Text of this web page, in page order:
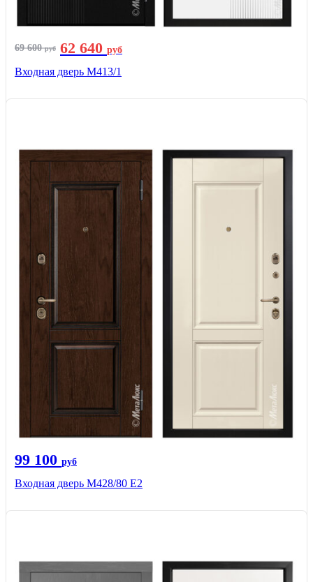
69 600руб 62 640 руб
Входная дверь М413/1
99 100 руб
Входная дверь М428/80 Е2